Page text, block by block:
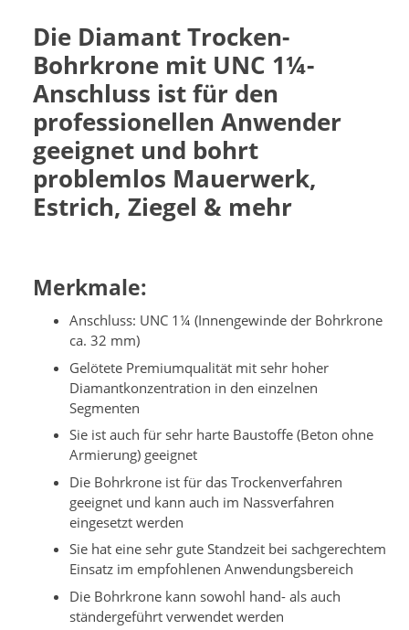
Die Diamant Trocken-
Bohrkrone mit UNC 1¼-
Anschluss ist für den
professionellen Anwender
geeignet und bohrt
problemlos Mauerwerk,
Estrich, Ziegel & mehr
Merkmale:
Anschluss: UNC 1¼ (Innengewinde der Bohrkrone
ca. 32 mm)
Gelötete Premiumqualität mit sehr hoher
Diamantkonzentration in den einzelnen
Segmenten
Sie ist auch für sehr harte Baustoffe (Beton ohne
Armierung) geeignet
Die Bohrkrone ist für das Trockenverfahren
geeignet und kann auch im Nassverfahren
eingesetzt werden
Sie hat eine sehr gute Standzeit bei sachgerechtem
Einsatz im empfohlenen Anwendungsbereich
Die Bohrkrone kann sowohl hand- als auch
ständergeführt verwendet werden